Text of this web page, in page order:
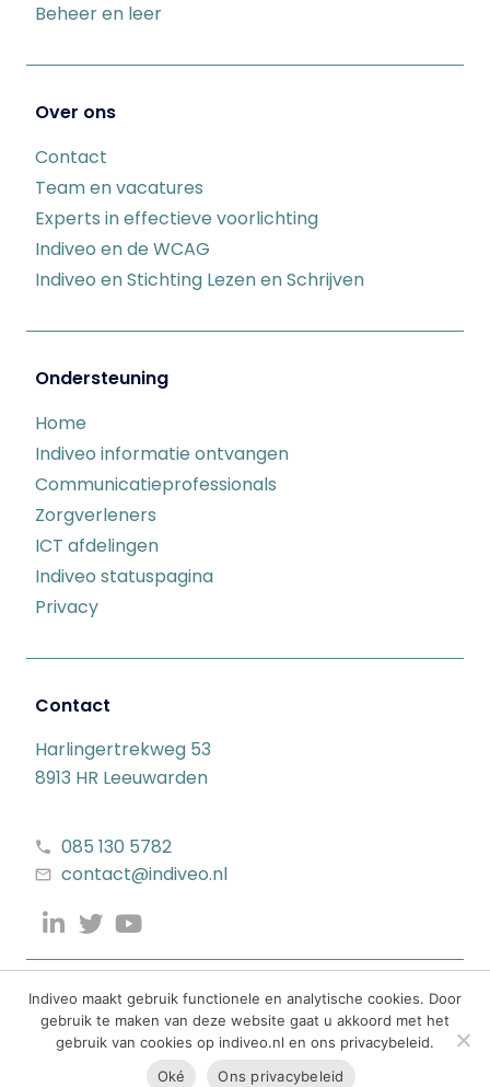
Beheer en leer
Over ons
Contact
Team en vacatures
Experts in effectieve voorlichting
Indiveo en de WCAG
Indiveo en Stichting Lezen en Schrijven
Ondersteuning
Home
Indiveo informatie ontvangen
Communicatieprofessionals
Zorgverleners
ICT afdelingen
Indiveo statuspagina
Privacy
Contact
Harlingertrekweg 53
8913 HR Leeuwarden
085 130 5782
contact@indiveo.nl
Indiveo maakt gebruik functionele en analytische cookies. Door
gebruik te maken van deze website gaat u akkoord met het
gebruik van cookies op indiveo.nl en ons privacybeleid.
Oké
Ons privacybeleid